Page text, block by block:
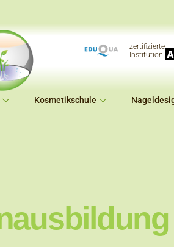
zertifizierte
Institution
Kosmetikschule